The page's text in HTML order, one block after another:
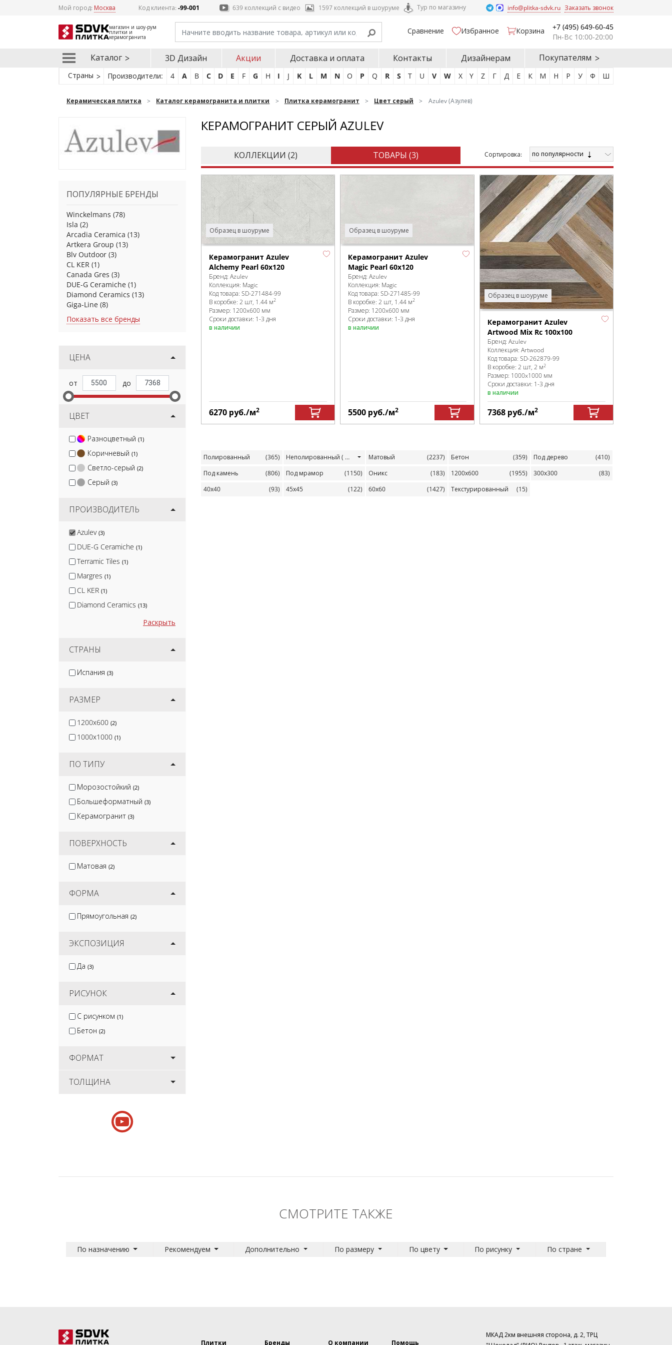
Мой город: Москва Код клиента:-99-001 639 коллекций с видео 1597 коллекций в шоуруме Тур по магазину info@plitka-sdvk.ru Заказать звонок
магазин и шоу-рум
плитки и
керамогранита
Сравнение Избранное Корзина
+7 (495) 649-60-45
Пн-Вс 10:00-20:00
Каталог 3D Дизайн Акции Доставка и оплата Контакты Дизайнерам Покупателям
Страны Производители: 4 A B C D E F G H I J K L M N O P Q R S T U V W X Y Z Г Д Е К М Н Р У Ф Ш
Керамическая плитка Каталог керамогранита и плитки Плитка керамогранит Цвет серый Azulev (Азулев)
ПОПУЛЯРНЫЕ БРЕНДЫ
Winckelmans (78)
Isla (2)
Arcadia Ceramica (13)
Artkera Group (13)
Blv Outdoor (3)
CL KER (1)
Canada Gres (3)
DUE-G Ceramiche (1)
Diamond Ceramics (13)
Giga-Line (8)
Показать все бренды
ЦЕНА
ЦВЕТ
Разноцветный (1)
Коричневый (1)
Светло-серый (2)
Серый (3)
ПРОИЗВОДИТЕЛЬ
Azulev (3)
DUE-G Ceramiche (1)
Terramic Tiles (1)
Margres (1)
CL KER (1)
Diamond Ceramics (13)
Infinity(2)
Mozart
Раскрыть
СТРАНЫ
Испания (3)
РАЗМЕР
1200x600 (2)
1000x1000 (1)
ПО ТИПУ
Морозостойкий (2)
Большеформатный (3)
Керамогранит (3)
ПОВЕРХНОСТЬ
Матовая (2)
ФОРМА
Прямоугольная (2)
ЭКСПОЗИЦИЯ
Да (3)
РИСУНОК
С рисунком (1)
Бетон (2)
ФОРМАТ
ТОЛЩИНА
КЕРАМОГРАНИТ СЕРЫЙ AZULEV
КОЛЛЕКЦИИ (2) ТОВАРЫ (3) Cортировка: по популярности
Образец в шоуруме
Керамогранит Azulev
Alchemy Pearl 60x120
Бренд: Azulev
Коллекция: Magic
Код товара: SD-271484-99
В коробке: 2 шт, 1.44 м2
Размер: 1200x600 мм
Сроки доставки: 1-3 дня
в наличии
6270 руб./м2
Образец в шоуруме
Керамогранит Azulev
Magic Pearl 60x120
Бренд:Azulev
Коллекция: Magic
Код товара:SD-271485-99
В коробке:2 шт, 1.44 м2
Размер: 1200x600 мм
Сроки доставки: 1-3 дня
в наличии
5500 руб./м2
Образец в шоуруме
Керамогранит Azulev
Artwood Mix Rc 100x100
Бренд: Azulev
Коллекция: Artwood
Код товара: SD-262879-99
В коробке: 2 шт, 2 м2
Размер: 1000x1000 мм
Сроки доставки: 1-3 дня
в наличии
7368 руб./м2
Полированный (365) Неполированный ( 19 ) Матовый (2237) Бетон (359) Под дерево
(410)
Под камень
(806) Под мрамор (1150) Оникс (183) 1200х600 (1955) 300х300
(83)
40х40
(93) 45х45 (122) 60х60 (1427) Текстурированный (15)
СМОТРИТЕ ТАКЖЕ
По назначению Рекомендуем Дополнительно По размеру По цвету По рисунку По стране
Плитки Бренды О компании Помощь
МКАД 2км внешняя сторона, д. 2, ТРЦ